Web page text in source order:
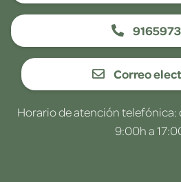
Correo
Horario de atención telefónica:
9:00h a